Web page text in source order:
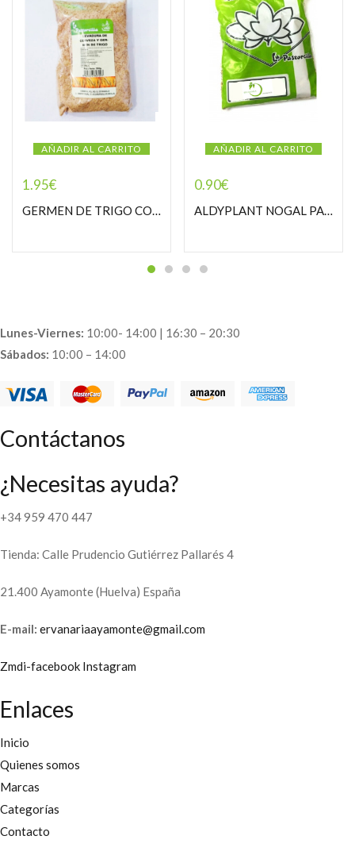
AÑADIR AL CARRITO
1.95€
GERMEN DE TRIGO COPOS PASTORCILLA
AÑADIR AL CARRITO
0.90€
ALDYPLANT NOGAL PASTORCILLA
Lunes-Viernes: 10:00- 14:00 | 16:30 – 20:30
Sábados: 10:00 – 14:00
Contáctanos
¿Necesitas ayuda?
+34 959 470 447
Tienda: Calle Prudencio Gutiérrez Pallarés 4
21.400 Ayamonte (Huelva) España
E-mail: ervanariaayamonte@gmail.com
Zmdi-facebook Instagram
Enlaces
Inicio
Quienes somos
Marcas
Categorías
Contacto